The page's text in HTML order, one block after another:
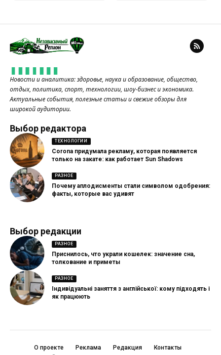
Новости и аналитика: здоровье, наука и образование, общество,
отдых, политика, спорт, технологии, шоу-бизнес и экономика.
Актуальные события, полезные статьи и свежие обзоры для
широкой аудитории.
Выбор редактора
ТЕХНОЛОГИИ
Corona придумала рекламу, которая появляется
только на закате: как работает Sun Shadows
РАЗНОЕ
Почему аплодисменты стали символом одобрения:
факты, которые вас удивят
Выбор редакции
РАЗНОЕ
Приснилось, что украли кошелек: значение сна,
толкование и приметы
РАЗНОЕ
Індивідуальні заняття з англійської: кому підходять і
як працюють
О проекте Реклама Редакция Контакты